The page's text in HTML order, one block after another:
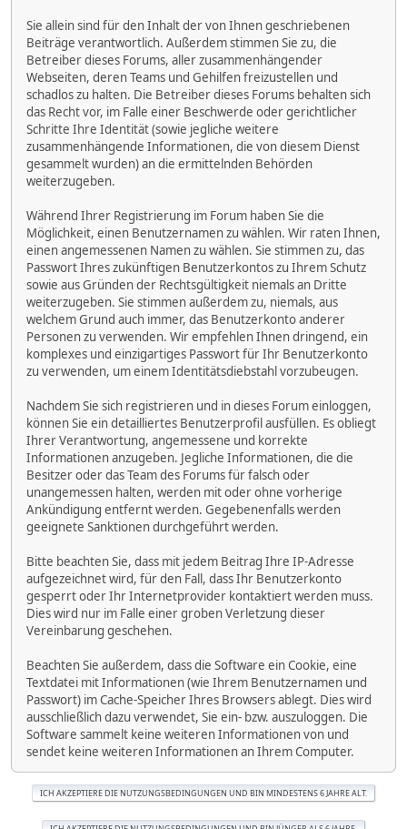
Sie allein sind für den Inhalt der von Ihnen geschriebenen
Beiträge verantwortlich. Außerdem stimmen Sie zu, die
Betreiber dieses Forums, aller zusammenhängender
Webseiten, deren Teams und Gehilfen freizustellen und
schadlos zu halten. Die Betreiber dieses Forums behalten sich
das Recht vor, im Falle einer Beschwerde oder gerichtlicher
Schritte Ihre Identität (sowie jegliche weitere
zusammenhängende Informationen, die von diesem Dienst
gesammelt wurden) an die ermittelnden Behörden
weiterzugeben.
Während Ihrer Registrierung im Forum haben Sie die
Möglichkeit, einen Benutzernamen zu wählen. Wir raten Ihnen,
einen angemessenen Namen zu wählen. Sie stimmen zu, das
Passwort Ihres zukünftigen Benutzerkontos zu Ihrem Schutz
sowie aus Gründen der Rechtsgültigkeit niemals an Dritte
weiterzugeben. Sie stimmen außerdem zu, niemals, aus
welchem Grund auch immer, das Benutzerkonto anderer
Personen zu verwenden. Wir empfehlen Ihnen dringend, ein
komplexes und einzigartiges Passwort für Ihr Benutzerkonto
zu verwenden, um einem Identitätsdiebstahl vorzubeugen.
Nachdem Sie sich registrieren und in dieses Forum einloggen,
können Sie ein detailliertes Benutzerprofil ausfüllen. Es obliegt
Ihrer Verantwortung, angemessene und korrekte
Informationen anzugeben. Jegliche Informationen, die die
Besitzer oder das Team des Forums für falsch oder
unangemessen halten, werden mit oder ohne vorherige
Ankündigung entfernt werden. Gegebenenfalls werden
geeignete Sanktionen durchgeführt werden.
Bitte beachten Sie, dass mit jedem Beitrag Ihre IP-Adresse
aufgezeichnet wird, für den Fall, dass Ihr Benutzerkonto
gesperrt oder Ihr Internetprovider kontaktiert werden muss.
Dies wird nur im Falle einer groben Verletzung dieser
Vereinbarung geschehen.
Beachten Sie außerdem, dass die Software ein Cookie, eine
Textdatei mit Informationen (wie Ihrem Benutzernamen und
Passwort) im Cache-Speicher Ihres Browsers ablegt. Dies wird
ausschließlich dazu verwendet, Sie ein- bzw. auszuloggen. Die
Software sammelt keine weiteren Informationen von und
sendet keine weiteren Informationen an Ihrem Computer.